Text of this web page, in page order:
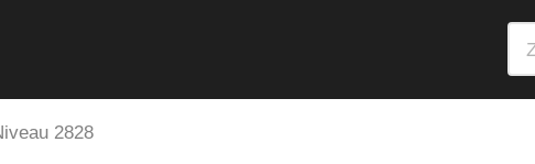
2828